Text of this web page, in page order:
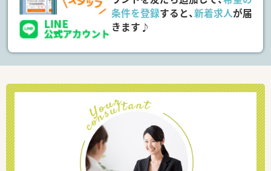
条件を登録すると、新着求人が届
きます♪